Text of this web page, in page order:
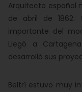
Arquitecto español
de abril de 1862.
importante del
Llegó a
desarrolló sus
Beltrí estuvo muy